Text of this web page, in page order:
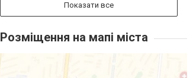
Показати все
Розміщення на мапі міста